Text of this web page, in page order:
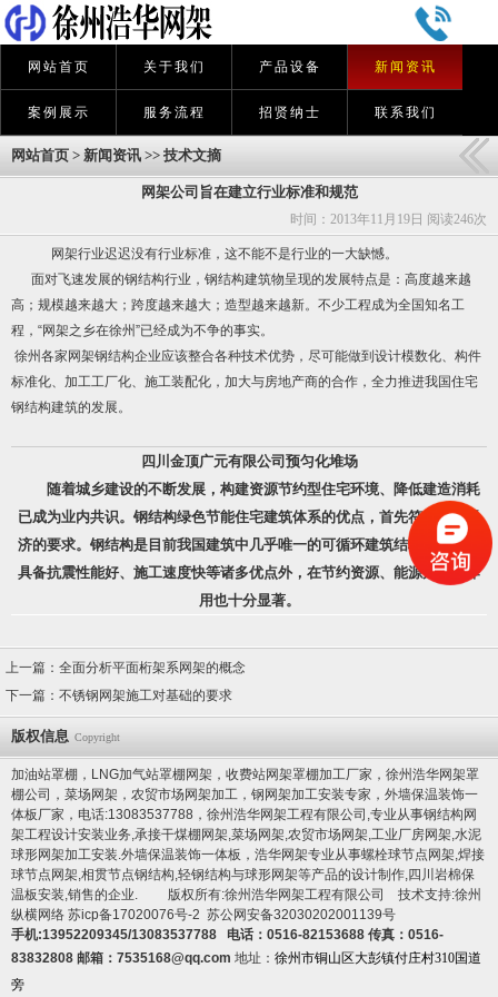
网站首页 关于我们 产品设备 新闻资讯
案例展示 服务流程 招贤纳士 联系我们
网站首页 > 新闻资讯 >> 技术文摘
网架公司旨在建立行业标准和规范
时间：2013年11月19日 阅读246次
网架行业迟迟没有行业标准，这不能不是行业的一大缺憾。
面对飞速发展的钢结构行业，钢结构建筑物呈现的发展特点是：高度越来越
高；规模越来越大；跨度越来越大；造型越来越新。不少工程成为全国知名工
程，“网架之乡在徐州”已经成为不争的事实。
徐州各家网架钢结构企业应该整合各种技术优势，尽可能做到设计模数化、构件
标准化、加工工厂化、施工装配化，加大与房地产商的合作，全力推进我国住宅
钢结构建筑的发展。
四川金顶广元有限公司预匀化堆场
随着城乡建设的不断发展，构建资源节约型住宅环境、降低建造消耗
已成为业内共识。钢结构绿色节能住宅建筑体系的优点，首先符合循环经
济的要求。钢结构是目前我国建筑中几乎唯一的可循环建筑结构体系，除
具备抗震性能好、施工速度快等诸多优点外，在节约资源、能源方面的作
用也十分显著。
上一篇： 全面分析平面桁架系网架的概念
下一篇： 不锈钢网架施工对基础的要求
版权信息 Copyright
加油站罩棚，LNG加气站罩棚网架，收费站网架罩棚加工厂家，徐州浩华网架罩
棚公司，菜场网架，农贸市场网架加工，钢网架加工安装专家， 外墙保温装饰一
体板厂家 ，电话:13083537788，徐州浩华网架工程有限公司,专业从事钢结构网
架工程设计安装业务,承接干煤棚网架,菜场网架,农贸市场网架,工业厂房网架,水泥
球形网架加工安装.外墙保温装饰一体板 ，浩华网架专业从事螺栓球节点网架,焊接
球节点网架,相贯节点钢结构,轻钢结构与球形网架等产品的设计制作,四川岩棉保
温板安装,销售的企业. 版权所有:徐州浩华网架工程有限公司 技术支持:徐州
纵横网络 苏icp备17020076号-2 苏公网安备32030202001139号
手机:13952209345/13083537788 电话：0516-82153688 传真：0516-
83832808 邮箱：7535168@qq.com 地址： 徐州市铜山区大彭镇付庄村310国道
旁